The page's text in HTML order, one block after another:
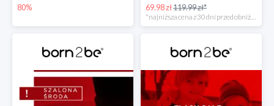
80% 69.98 zł119.99 zł*
*najniższa cena z 30 dni przed obniżką